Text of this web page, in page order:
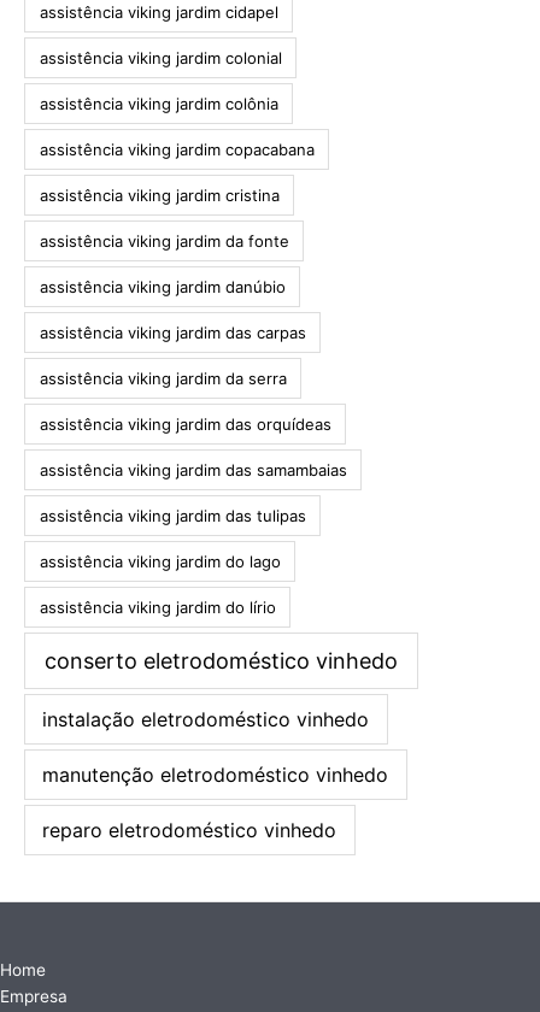
assistência viking jardim cidapel
assistência viking jardim colonial
assistência viking jardim colônia
assistência viking jardim copacabana
assistência viking jardim cristina
assistência viking jardim da fonte
assistência viking jardim danúbio
assistência viking jardim das carpas
assistência viking jardim da serra
assistência viking jardim das orquídeas
assistência viking jardim das samambaias
assistência viking jardim das tulipas
assistência viking jardim do lago
assistência viking jardim do lírio
conserto eletrodoméstico vinhedo
instalação eletrodoméstico vinhedo
manutenção eletrodoméstico vinhedo
reparo eletrodoméstico vinhedo
Home
Empresa